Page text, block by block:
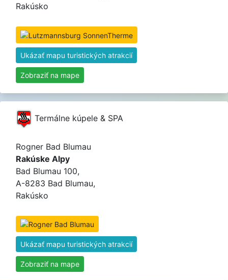
Rakúsko
Ukázať mapu turistických atrakcií
Zobraziť na mape
Termálne kúpele & SPA
Rogner Bad Blumau
Rakúske Alpy
Bad Blumau 100,
A-8283 Bad Blumau,
Rakúsko
Ukázať mapu turistických atrakcií
Zobraziť na mape